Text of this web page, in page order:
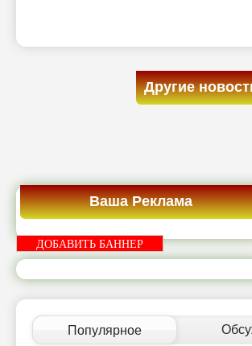
Другие
Ваша Реклама
ДОБАВИТЬ БАННЕР
Популярное